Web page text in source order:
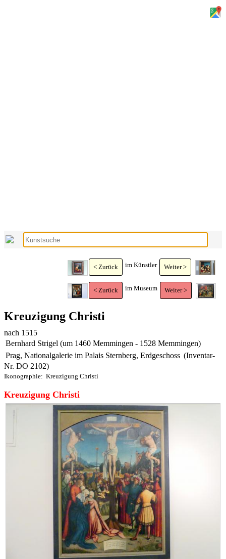
< Zurück im Künstler Weiter >
< Zurück im Museum Weiter >
Kreuzigung Christi
nach 1515
Bernhard Strigel (um 1460 Memmingen - 1528 Memmingen)
Prag, Nationalgalerie im Palais Sternberg, Erdgeschoss (Inventar-
Nr. DO 2102)
Ikonographie: Kreuzigung Christi
Kreuzigung Christi